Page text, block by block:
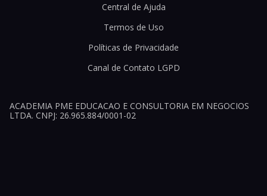
Central de Ajuda
Termos de Uso
Políticas de Privacidade
Canal de Contato LGPD
ACADEMIA PME EDUCACAO E CONSULTORIA EM NEGOCIOS
LTDA. CNPJ: 26.965.884/0001-02